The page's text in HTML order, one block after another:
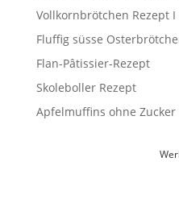
Vollkornbrötchen Rezept
Fluffig süsse
Flan-Pâtissier-Rezept
Skoleboller Rezept
Apfelmuffins ohne